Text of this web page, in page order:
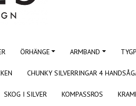
ÖRHÄNGE ARMBAND
CHUNKY SILVERRINGAR 4
SKOG I SILVER KOMPASSROS